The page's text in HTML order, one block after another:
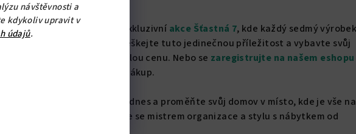
návštěvnosti a
kdykoliv upravit v
údajů.
nabídka: Využijte naší exkluzivní akce Šťastná 7, kde každý sedmý
za pouhou 1,- Kč. Nezmeškejte tuto jedinečnou příležitost a vybavte svůj
kvalitním nábytkem za skvělou cenu. Nebo se zaregistrujte na našem eshopu
mít rovnou slevu na první nákup.
si policovou skříň ještě dnes a proměňte svůj domov v místo, kde je vše na
místě a vypadá skvěle. Staňte se mistrem organizace a stylu s nábytkem od